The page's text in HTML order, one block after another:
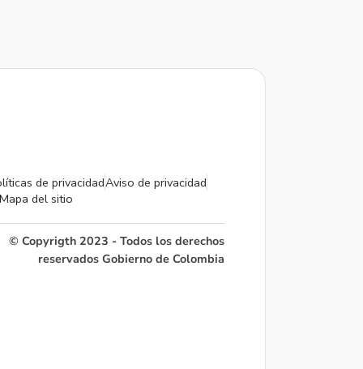
de privacidadAviso de privacidad
Mapa del sitio
© Copyrigth 2023 - Todos los derechos
reservados Gobierno de Colombia